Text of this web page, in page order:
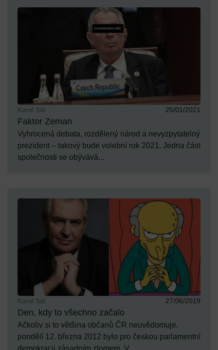
Karel Sál 25/01/2021
Faktor Zeman
Vyhrocená debata, rozdělený národ a nevyzpytatelný
prezident – takový bude volební rok 2021. Jedna část
společnosti se obývává...
Karel Sál 27/06/2019
Den, kdy to všechno začalo
Ačkoliv si to většina občanů ČR neuvědomuje,
pondělí 12. března 2012 bylo pro českou parlamentní
demokracii zásadním zlomem. V...